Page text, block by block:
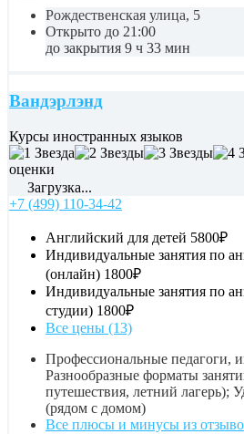
Рождественская улица, 5
Открыто до 21:00
до закрытия 9 ч 33 мин
Вандэрлэнд
Курсы иностранных языков
оценки
Загрузка...
+7 (499) 110-34-42
Английский для детей 5800₽
Индивидуальные занятия по
(онлайн) 1800₽
Индивидуальные занятия по
студии) 1800₽
Все цены (13)
Профессиональные педагоги,
Разнообразные форматы
путешествия, летний лагерь);
(рядом с домом)
Все плюсы и минусы из